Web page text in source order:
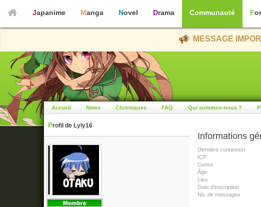
Japanime Manga Novel Drama Communauté
MESSAGE
Accueil News Chroniques FAQ Qui sommes-nous ?
Profil de Lyly16
Informations
Dernière connexion
ICP
Genre
Âge
Lieu
Date d'inscription
Nb. de messages